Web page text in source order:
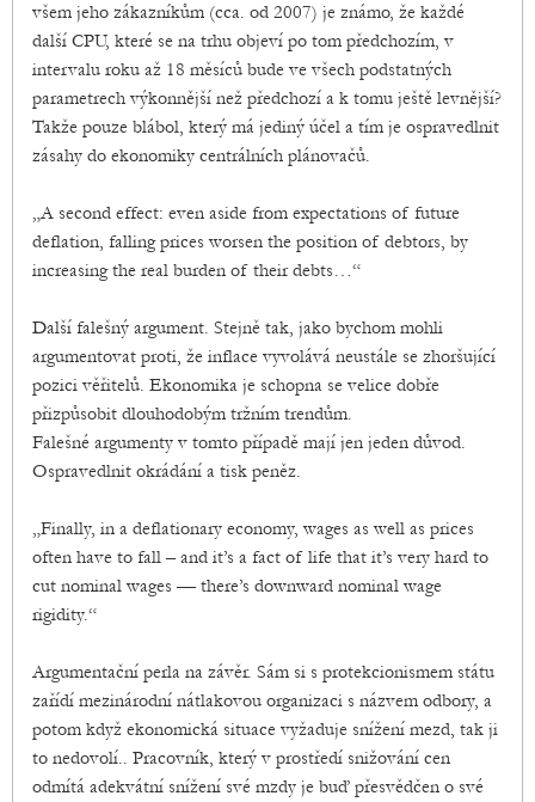
všem jeho zákazníkům (cca. od 2007) je známo, že každé
další CPU, které se na trhu objeví po tom předchozím, v
intervalu roku až 18 měsíců bude ve všech podstatných
parametrech výkonnější než předchozí a k tomu ještě levnější?
Takže pouze blábol, který má jediný účel a tím je ospravedlnit
zásahy do ekonomiky centrálních plánovačů.
„A second effect: even aside from expectations of future
deflation, falling prices worsen the position of debtors, by
increasing the real burden of their debts…“
Další falešný argument. Stejně tak, jako bychom mohli
argumentovat proti, že inflace vyvolává neustále se zhoršující
pozici věřitelů. Ekonomika je schopna se velice dobře
přizpůsobit dlouhodobým tržním trendům.
Falešné argumenty v tomto případě mají jen jeden důvod.
Ospravedlnit okrádání a tisk peněz.
„Finally, in a deflationary economy, wages as well as prices
often have to fall – and it’s a fact of life that it’s very hard to
cut nominal wages — there’s downward nominal wage
rigidity.“
Argumentační perla na závěr. Sám si s protekcionismem státu
zařídí mezinárodní nátlakovou organizaci s názvem odbory, a
potom když ekonomická situace vyžaduje snížení mezd, tak ji
to nedovolí.. Pracovník, který v prostředí snižování cen
odmítá adekvátní snížení své mzdy je buď přesvědčen o své